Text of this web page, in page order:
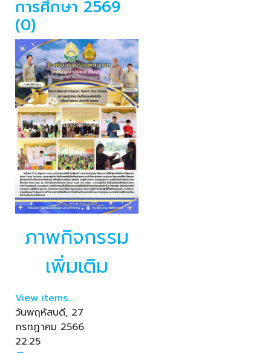
การศึกษา 2569
(0)
ภาพกิจกรรม
เพิ่มเติม
View items...
วันพฤหัสบดี, 27
กรกฎาคม 2566
22:25